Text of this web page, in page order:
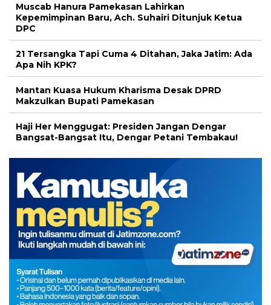
Muscab Hanura Pamekasan Lahirkan
Kepemimpinan Baru, Ach. Suhairi Ditunjuk Ketua
DPC
21 Tersangka Tapi Cuma 4 Ditahan, Jaka Jatim: Ada
Apa Nih KPK?
Mantan Kuasa Hukum Kharisma Desak DPRD
Makzulkan Bupati Pamekasan
Haji Her Menggugat: Presiden Jangan Dengar
Bangsat-Bangsat Itu, Dengar Petani Tembakau!